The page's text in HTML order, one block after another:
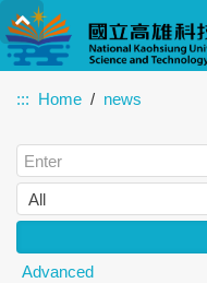
Faculty Student
::: Home news
Advanced